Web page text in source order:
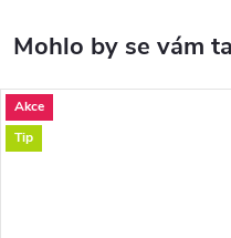
Akce
Tip